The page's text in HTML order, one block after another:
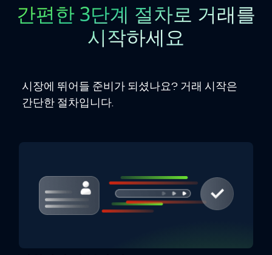
간편한 3단계 절차로 거래를
시작하세요
시장에 뛰어들 준비가 되셨나요? 거래 시작은
간단한 절차입니다.